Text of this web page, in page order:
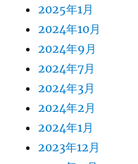
2025年1月
2024年10月
2024年9月
2024年7月
2024年3月
2024年2月
2024年1月
2023年12月